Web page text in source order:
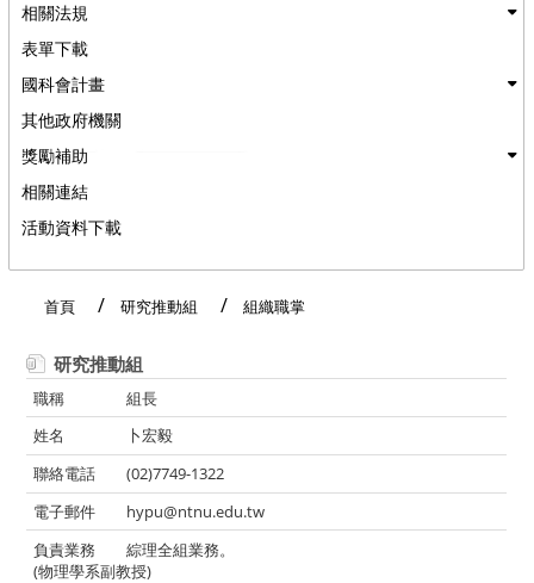
相關法規
表單下載
國科會計畫
其他政府機關
獎勵補助
相關連結
活動資料下載
首頁 研究推動組 組織職掌
研究推動組
組長
卜宏毅
(02)7749-1322
hypu@ntnu.edu.tw
綜理全組業務。
(物理學系副教授)